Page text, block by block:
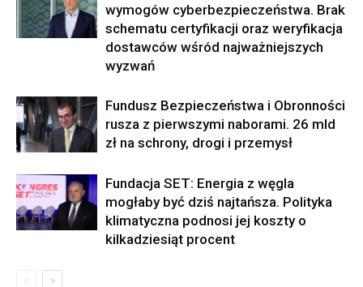
wymogów cyberbezpieczeństwa. Brak
schematu certyfikacji oraz weryfikacja
dostawców wśród najważniejszych
wyzwań
Fundusz Bezpieczeństwa i Obronności
rusza z pierwszymi naborami. 26 mld
zł na schrony, drogi i przemysł
Fundacja SET: Energia z węgla
mogłaby być dziś najtańsza. Polityka
klimatyczna podnosi jej koszty o
kilkadziesiąt procent